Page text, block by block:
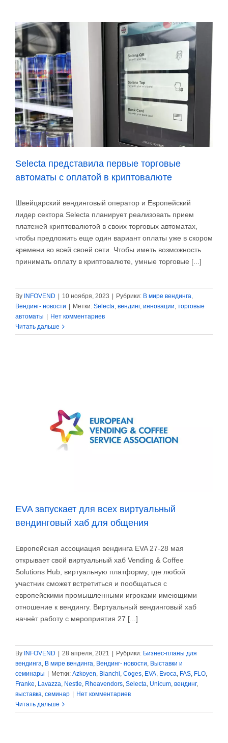
в
тюрьму
Selecta представила первые торговые
автоматы с оплатой в криптовалюте
Швейцарский вендинговый оператор и Европейский
лидер сектора Selecta планирует реализовать прием
платежей криптовалютой в своих торговых автоматах,
чтобы предложить еще один вариант оплаты уже в скором
времени во всей своей сети. Чтобы иметь возможность
принимать оплату в криптовалюте, умные торговые [...]
By INFOVEND | 10 ноября, 2023 | Рубрики: В мире вендинга,
Вендинг- новости | Метки: Selecta, вендинг, инновации, торговые
автоматы | Нет комментариев
Читать дальше
EVA запускает для всех виртуальный
вендинговый хаб для общения
Европейская ассоциация вендинга EVA 27-28 мая
открывает свой виртуальный хаб Vending & Coffee
Solutions Hub, виртуальную платформу, где любой
участник сможет встретиться и пообщаться с
европейскими промышленными игроками имеющими
отношение к вендингу. Виртуальный вендинговый хаб
начнёт работу с мероприятия 27 [...]
By INFOVEND 28 апреля, 2021 Рубрики: Бизнес-планы для
вендинга, В мире вендинга, Вендинг- новости, Выставки и
семинары
Метки: Azkoyen, Bianchi, Coges, EVA, Evoca, FAS, FLO,
Franke, Lavazza, Nestle, Rheavendors, Selecta, Unicum, вендинг,
выставка, семинар
Нет комментариев
Читать дальше